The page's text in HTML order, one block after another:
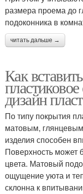
размера проема до
подоконника в
читать дальше →
Как
дизайн
По типу покрытия
матовым,
изделия способен
Поверхность может
цвета. Матовый
ощущение уюта и
склонна к